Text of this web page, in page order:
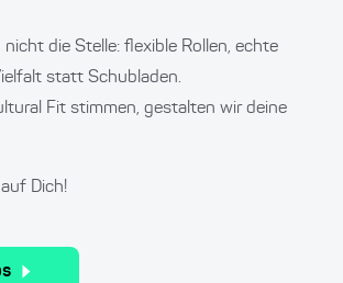
die Stelle: flexible Rollen, echte
statt Schubladen.
Fit stimmen, gestalten wir deine
Dich!